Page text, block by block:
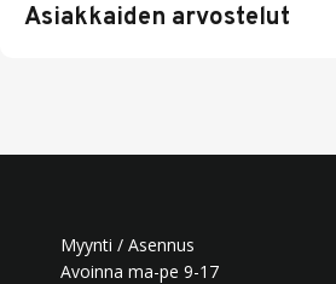
Asiakkaiden arvostelut
Myynti / Asennus
Avoinna ma-pe 9-17